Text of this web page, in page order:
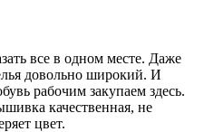
все в одном месте. Даже
довольно широкий. И
рабочим закупаем здесь.
качественная, не
цвет.